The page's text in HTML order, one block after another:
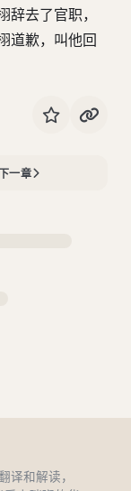
去了官职，
道歉，叫他回
一章
译和解读，